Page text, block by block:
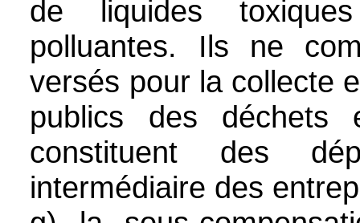
de liquides
polluantes. Ils ne
versés pour la collecte
publics des déchets
constituent des
intermédiaire des